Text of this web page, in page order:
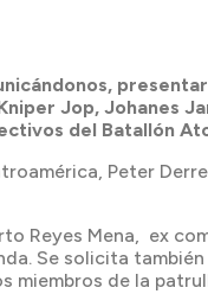
Jop, Johanes
del Batallón
Peter
Reyes Mena, ex
Se solicita
miembros de la